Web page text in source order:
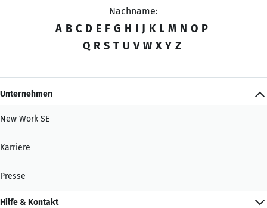
Nachname:
A B C D E F G H I J K L M N O P
Q R S T U V W X Y Z
Unternehmen
New Work SE
Karriere
Presse
Hilfe & Kontakt